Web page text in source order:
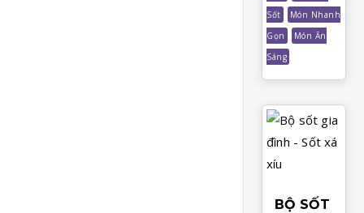
Sốt
Món Nhanh
Gọn
Món Ăn
Sáng
BỘ SỐT